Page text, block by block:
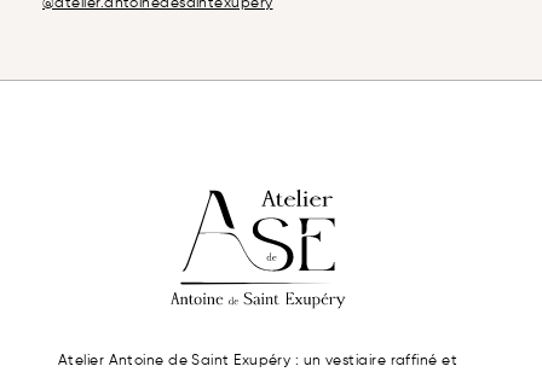
@atelier.antoinedesaintexupery
Atelier Antoine de Saint Exupéry : un vestiaire raffiné et